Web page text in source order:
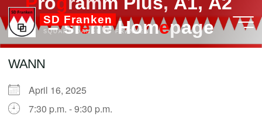
Zum
Inhalt
springen
SD Franken
SQUARE DANCE IN FRANKEN
– sie
ehe Home
epage
WANN
April 16, 2025
7:30 p.m. - 9:30 p.m.